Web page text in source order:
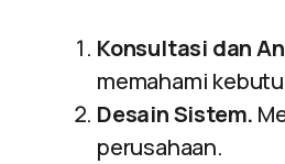
Konsultasi dan
memahami
Desain Sistem.
perusahaan.